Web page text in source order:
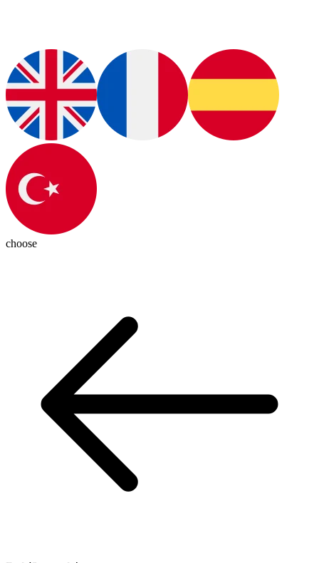
choose